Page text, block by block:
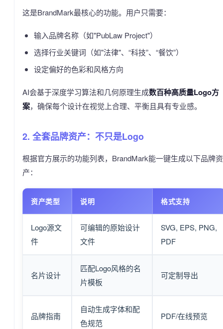
这是BrandMark最核心的功能。用户只需要：
输入品牌名称（如"PubLaw Project"）
选择行业关键词（如"法律"、“科技”、“餐饮”）
设定偏好的色彩和风格方向
AI会基于深度学习算法和几何原理生成数百种高质量Logo方
案，确保每个设计在视觉上合理、平衡且具有专业感。
2. 全套品牌资产：不只是Logo
根据官方展示的功能列表，BrandMark能一键生成以下品牌资
产：
资产类型 说明 格式支持
Logo源文
件
可编辑的原始设计
文件
SVG, EPS, PNG,
PDF
名片设计
匹配Logo风格的名
片模板
可定制导出
品牌指南
自动生成字体和配
色规范
PDF/在线预览